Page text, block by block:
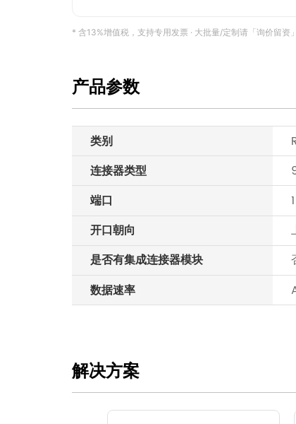
* 含13%增值税，支持专用发票 · 大批量/定制请「询价留
产品参数
类别
连接器类型
端口
开口朝向
是否有集成连接器模块
数据速率
解决方案